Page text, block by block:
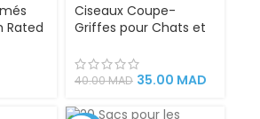
Rated
Ciseaux Coupe-
Griffes pour Chats et
Indolore
40.00MAD 35.00 MAD